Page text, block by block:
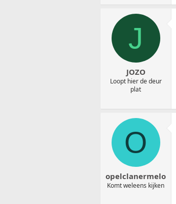
J
JOZO
Loopt hier de deur
plat
O
opelclanermelo
Komt weleens kijken